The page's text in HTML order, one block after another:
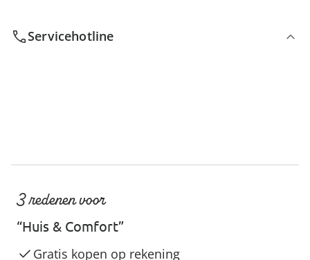
Servicehotline
3 redenen voor
“Huis & Comfort”
Gratis kopen op rekening